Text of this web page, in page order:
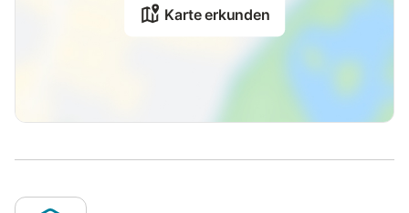
Karte erkunden